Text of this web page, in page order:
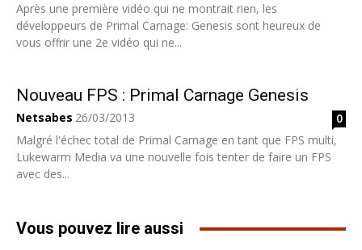
Après une première vidéo qui ne montrait rien, les
développeurs de Primal Carnage: Genesis sont heureux de
vous offrir une 2e vidéo qui ne...
Nouveau FPS : Primal Carnage Genesis
Netsabes 26/03/2013
0
Malgré l'échec total de Primal Carnage en tant que FPS multi,
Lukewarm Media va une nouvelle fois tenter de faire un FPS
avec des...
Vous pouvez lire aussi